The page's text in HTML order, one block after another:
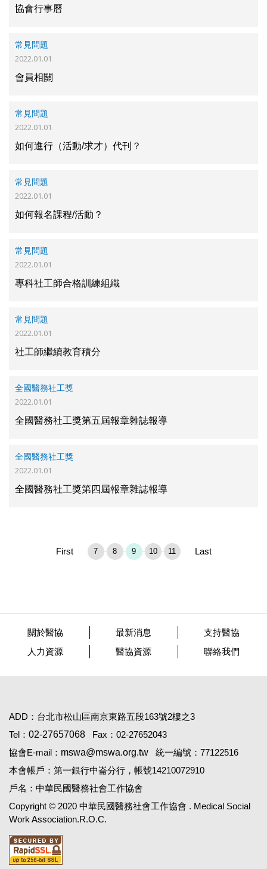
協會行事曆
常見問題
會員相關
2022.01.01
常見問題
如何進行（活動/求才）代刊？
2022.01.01
常見問題
如何報名課程/活動？
2022.01.01
常見問題
專科社工師合格訓練組織
2022.01.01
常見問題
社工師繼續教育積分
2022.01.01
全國醫務社工獎
全國醫務社工獎第五屆報章雜誌報導
2022.01.01
全國醫務社工獎
全國醫務社工獎第四屆報章雜誌報導
2022.01.01
First 7 8 9 10 11 Last
關於醫協 最新消息
支持醫協
人力資源
醫協資源 聯絡我們
ADD：台北市松山區南京東路五段163號2樓之3
Tel： 02-27657068
Fax：02-27652043
協會E-mail： mswa@mswa.org.tw
統一編號：77122516
本會帳戶：第一銀行中崙分行，帳號14210072910
戶名：中華民國醫務社會工作協會
Copyright © 2020 中華民國醫務社會工作協會 . Medical Social
Work Association.R.O.C.